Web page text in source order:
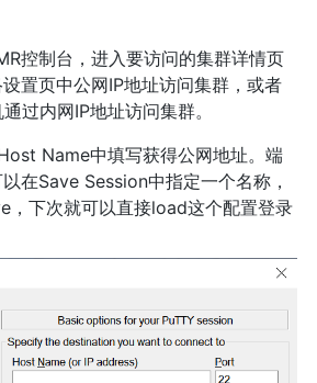
控制台，进入要访问的集群详情页
置页中公网IP地址访问集群，或者
过内网IP地址访问集群。
Name中填写获得公网地址。端
在Save Session中指定一个名称，
，下次就可以直接load这个配置登录